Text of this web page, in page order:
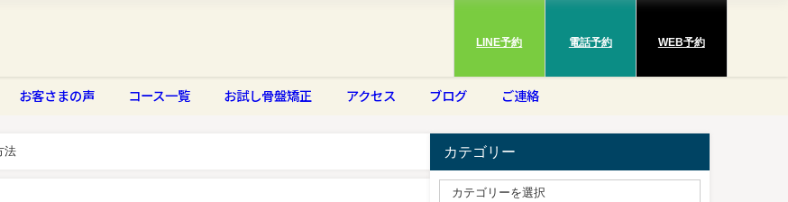
LINE予約 電話予約 WEB予約
お客さまの声 コース一覧 お試し骨盤矯正 アクセス ブログ ご連絡
法 カテゴリー